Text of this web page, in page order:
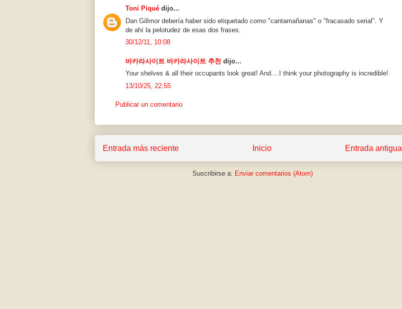
Toni Piqué dijo...
Dan Gillmor debería haber sido etiquetado como "cantamañanas" o "fracasado serial". Y
de ahí la pelotudez de esas dos frases.
30/12/11, 10:08
바카라사이트 바카라사이트 추천 dijo...
Your shelves & all their occupants look great! And....I think your photography is incredible!
13/10/25, 22:55
Publicar un comentario
Entrada más reciente Entrada antigua
Inicio
Suscribirse a: Enviar comentarios (Atom)